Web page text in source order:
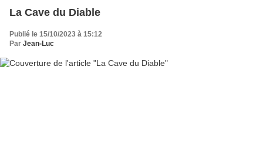
La Cave du Diable
Publié le 15/10/2023 à 15:12
Par Jean-Luc